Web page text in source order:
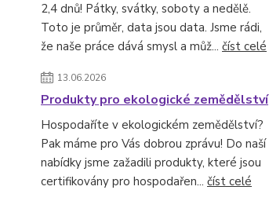
2,4 dnů! Pátky, svátky, soboty a nedělě.
Toto je průměr, data jsou data. Jsme rádi,
že naše práce dává smysl a můž... číst celé
13.06.2026
Produkty pro ekologické zemědělství
Hospodaříte v ekologickém zemědělství?
Pak máme pro Vás dobrou zprávu! Do naší
nabídky jsme zažadili produkty, které jsou
certifikovány pro hospodařen... číst celé